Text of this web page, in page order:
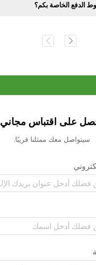
الدفع الخاصة بكم؟
على اقتباس مجاني
سيتواصل معك ممثلنا قريبًا.